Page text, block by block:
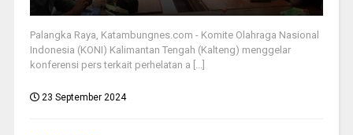
Palangka Raya, Katambungnes.com - Komite Olahraga Nasional
Indonesia (KONI) Kalimantan Tengah (Kalteng) menggelar
konferensi pers terkait perhelatan a [...]
23 September 2024